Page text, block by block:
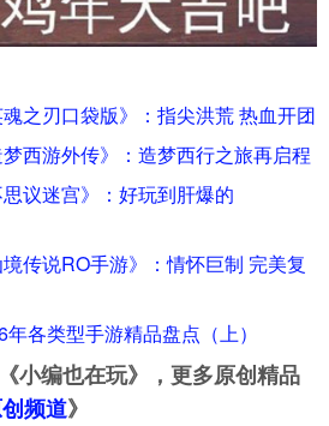
之刃口袋版》：指尖洪荒 热血开团
西游外传》：造梦西行之旅再启程
议迷宫》：好玩到肝爆的
传说RO手游》：情怀巨制 完美复
各类型手游精品盘点（上）
小编也在玩》，更多原创精品
频道》